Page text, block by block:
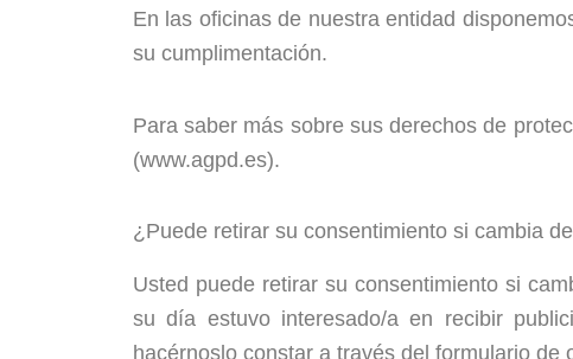
En las oficinas de nuestra entidad
su cumplimentación.
Para saber más sobre sus derechos de
(www.agpd.es).
¿Puede retirar su consentimiento si cambia
Usted puede retirar su consentimiento si
su día estuvo interesado/a en recibir
hacérnoslo constar a través del formulario